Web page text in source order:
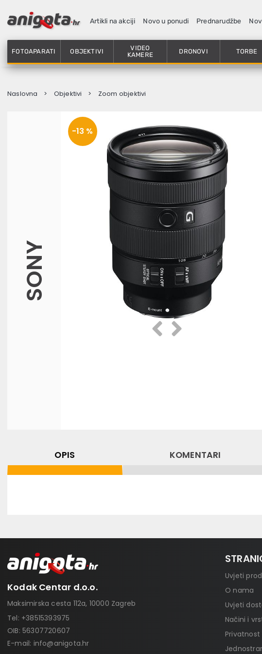
Artikli na akciji Novo u ponudi Prednarudžbe
FOTOAPARATI OBJEKTIVI
VIDEO
KAMERE
DRONOVI TORBE
Naslovna Objektivi Zoom objektivi
SONY
-13 %
PrethodnaSlijedeća
OPIS KOMENTARI
Kodak Centar d.o.o.
Maksimirska cesta 112a, 10000 Zagreb
Tel: +38515393975
OIB: 56307720607
E-mail: info@anigota.hr
Uvjeti
O nama
Uvjeti
Načini i